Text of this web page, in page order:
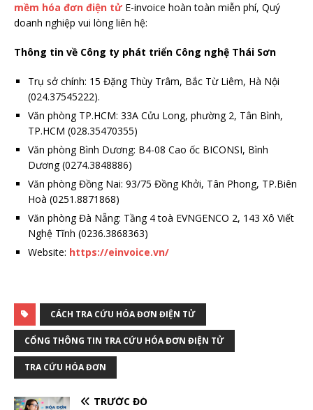
mềm hóa đơn điện tửE-invoice hoàn toàn miễn phí, Quý
doanh nghiệp vui lòng liên hệ:
Thông tin về Công ty phát triển Công nghệ Thái Sơn
Trụ sở chính: 15 Đặng Thùy Trâm, Bắc Từ Liêm, Hà Nội
(024.37545222).
Văn phòng TP.HCM: 33A Cửu Long, phường 2, Tân Bình,
TP.HCM (028.35470355)
Văn phòng Bình Dương: B4-08 Cao ốc BICONSI, Bình
Dương (0274.3848886)
Văn phòng Đồng Nai: 93/75 Đồng Khởi, Tân Phong, TP.Biên
Hoà (0251.8871868)
Văn phòng Đà Nẵng: Tầng 4 toà EVNGENCO 2, 143 Xô Viết
Nghệ Tĩnh (0236.3868363)
Website: https://einvoice.vn/
CÁCH TRA CỨU HÓA ĐƠN ĐIỆN TỬ
CỔNG THÔNG TIN TRA CỨU HÓA ĐƠN ĐIỆN TỬ
TRA CỨU HÓA ĐƠN
TRƯỚC ĐÓ